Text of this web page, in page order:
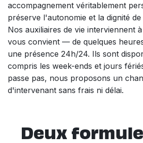
accompagnement véritablement
préserve l'autonomie et la dignité
Nos auxiliaires de vie interviennent
vous convient — de quelques
une présence 24h/24. Ils sont
compris les week-ends et jours
passe pas, nous proposons un
d'intervenant sans frais ni délai.
Deux